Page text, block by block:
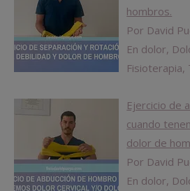
hombros.
Por David
En dolor,
Fisioterapia,
Ejercicio de
cuando
dolor de
Por David
En dolor,